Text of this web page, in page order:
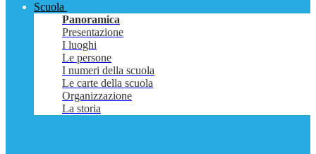
Scuola
Panoramica
Presentazione
I luoghi
Le persone
I numeri della scuola
Le carte della scuola
Organizzazione
La storia